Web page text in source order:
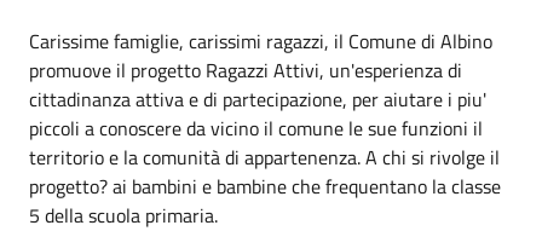
Carissime famiglie, carissimi ragazzi, il Comune di Albino
promuove il progetto Ragazzi Attivi, un'esperienza di
cittadinanza attiva e di partecipazione, per aiutare i piu'
piccoli a conoscere da vicino il comune le sue funzioni il
territorio e la comunità di appartenenza. A chi si rivolge il
progetto? ai bambini e bambine che frequentano la classe
5 della scuola primaria.